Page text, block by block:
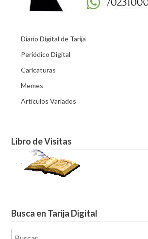
Diario Digital de Tarija
Periódico Digital
Caricaturas
Memes
Articulos Variados
Libro de Visitas
Busca en Tarija Digital
Buscar: